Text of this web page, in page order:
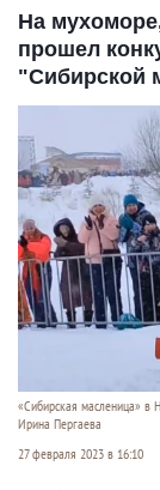
На
прошел
"Сибирской
«Сибирская масленица» в
Ирина Пергаева
27 февраля 2023 в 16:10